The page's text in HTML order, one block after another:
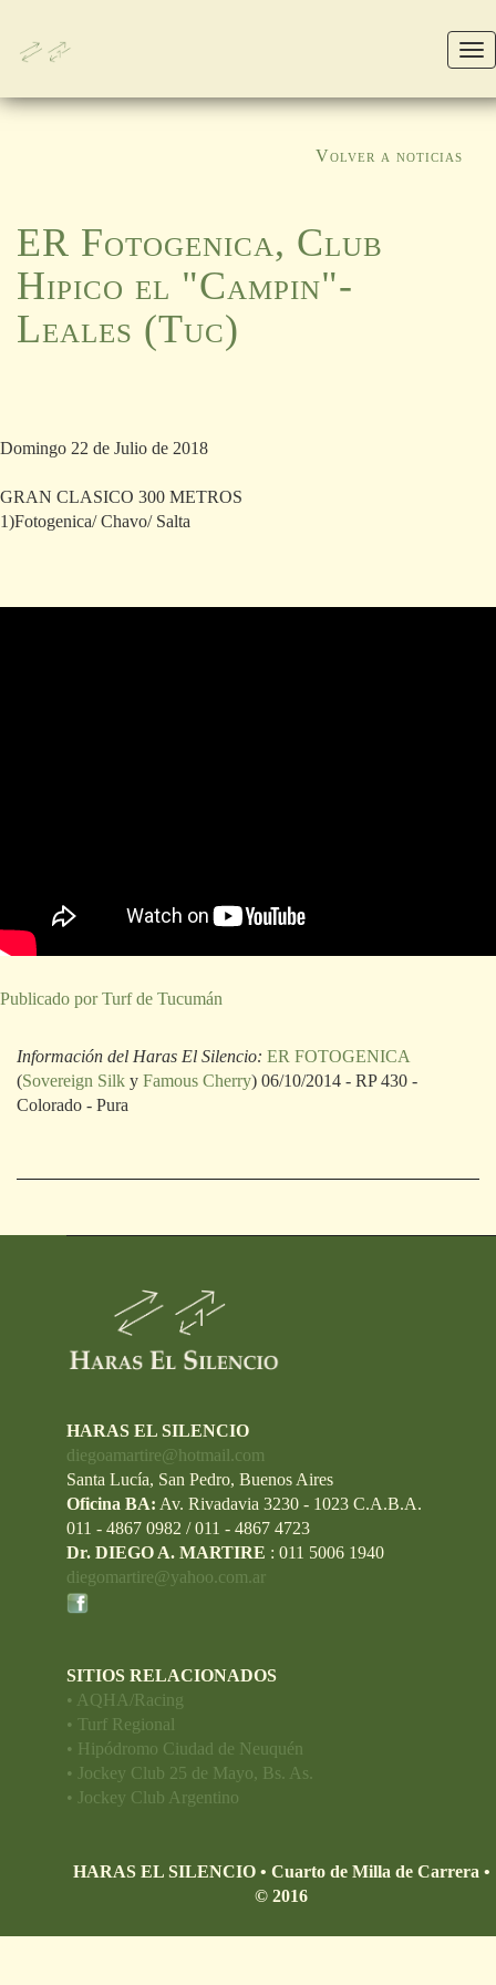
Volver a noticias
ER Fotogenica, Club
Hipico el "Campin"-
Leales (Tuc)
Domingo 22 de Julio de 2018
GRAN CLASICO 300 METROS
1)Fotogenica/ Chavo/ Salta
Publicado por Turf de Tucumán
Información del Haras El Silencio: ER FOTOGENICA
(Sovereign Silk y Famous Cherry) 06/10/2014 - RP 430 -
Colorado - Pura
HARAS EL SILENCIO
diegoamartire@hotmail.com
Santa Lucía, San Pedro, Buenos Aires
Oficina BA: Av. Rivadavia 3230 - 1023 C.A.B.A.
011 - 4867 0982 / 011 - 4867 4723
Dr. DIEGO A. MARTIRE : 011 5006 1940
diegomartire@yahoo.com.ar
SITIOS RELACIONADOS
• AQHA/Racing
• Turf Regional
• Hipódromo Ciudad de Neuquén
• Jockey Club 25 de Mayo, Bs. As.
• Jockey Club Argentino
HARAS EL SILENCIO • Cuarto de Milla de Carrera •
© 2016